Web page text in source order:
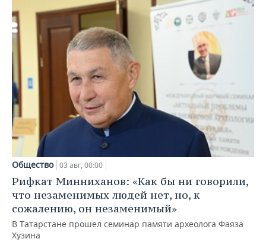
Общество 03 авг, 00:00
Рифкат Минниханов: «Как бы ни говорили,
что незаменимых людей нет, но, к
сожалению, он незаменимый»
В Татарстане прошел семинар памяти археолога Фаяза
Хузина